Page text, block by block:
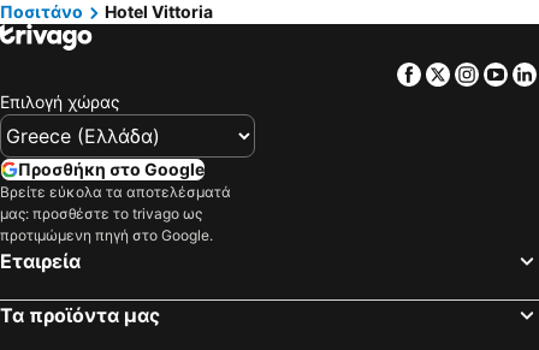
Ποσιτάνο
Hotel Vittoria
Facebook
Twitter
Επιλογή χώρας
Προσθήκη στο Google
Βρείτε εύκολα τα αποτελέσματά
μας: προσθέστε το trivago ως
προτιμώμενη πηγή στο Google.
Εταιρεία
Τα προϊόντα μας